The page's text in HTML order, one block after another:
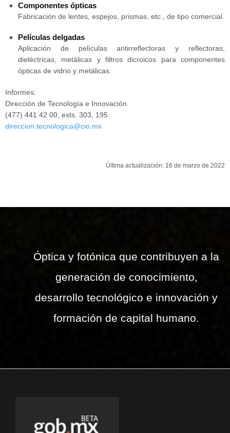
Componentes ópticas
Fabricación de lentes, espejos, prismas, etc., de tipo comercial.
Películas delgadas
Aplicación de películas antirreflectoras y reflectoras,
dieléctricas, metálicas y filtros dicroicos para componentes
ópticas de vidrio y metálicas.
Informes:
Dirección de Tecnología e Innovación
(477) 441 42 00, exts. 303, 195
direccion.tecnologica@cio.mx
Última actualización: 16 de marzo de 2022
Óptica y fotónica que contribuyen a la
generación de conocimiento,
desarrollo tecnológico e innovación y
formación de capital humano.